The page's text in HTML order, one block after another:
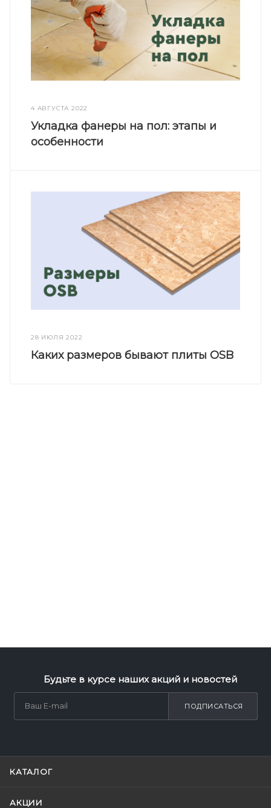
4 АВГУСТА 2022
Укладка фанеры на пол: этапы и
особенности
28 ИЮЛЯ 2022
Каких размеров бывают плиты OSB
Будьте в курсе наших акций и новостей
ПОДПИСАТЬСЯ
КАТАЛОГ
АКЦИИ